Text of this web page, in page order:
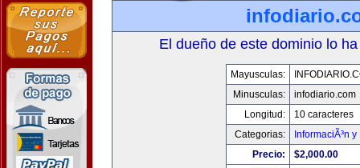
El dueño de este dominio lo
Mayusculas:
Minusculas:
infodiario.com
Longitud:
10 caracteres
Categorias:
InformaciÃ³n
Precio:
$2,000.00